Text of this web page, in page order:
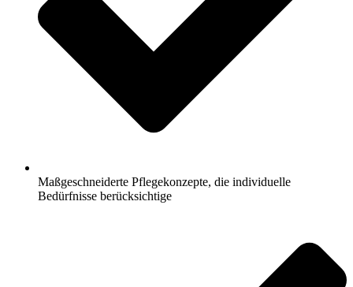
Maßgeschneiderte Pflegekonzepte, die individuelle
Bedürfnisse berücksichtige